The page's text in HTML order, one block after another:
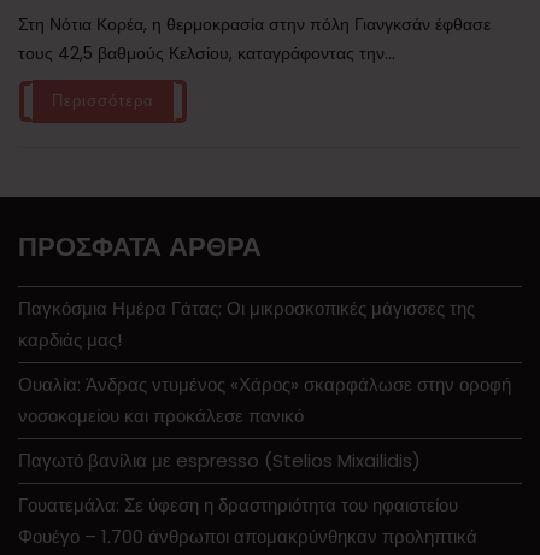
Στη Νότια Κορέα, η θερμοκρασία στην πόλη Γιανγκσάν έφθασε
τους 42,5 βαθμούς Κελσίου, καταγράφοντας την...
Περισσότερα
ΠΡΌΣΦΑΤΑ ΆΡΘΡΑ
Παγκόσμια Ημέρα Γάτας: Οι μικροσκοπικές μάγισσες της
καρδιάς μας!
Ουαλία: Άνδρας ντυμένος «Χάρος» σκαρφάλωσε στην οροφή
νοσοκομείου και προκάλεσε πανικό
Παγωτό βανίλια με espresso (Stelios Mixailidis)
Γουατεμάλα: Σε ύφεση η δραστηριότητα του ηφαιστείου
Φουέγο – 1.700 άνθρωποι απομακρύνθηκαν προληπτικά